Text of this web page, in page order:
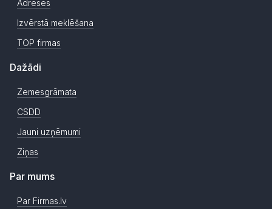
Adreses
Izvērstā meklēšana
TOP firmas
Dažādi
Zemesgrāmata
CSDD
Jauni uzņēmumi
Ziņas
Par mums
Par Firmas.lv